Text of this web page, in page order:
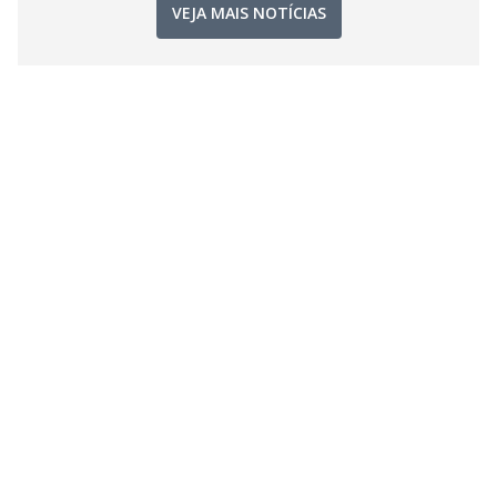
VEJA MAIS NOTÍCIAS